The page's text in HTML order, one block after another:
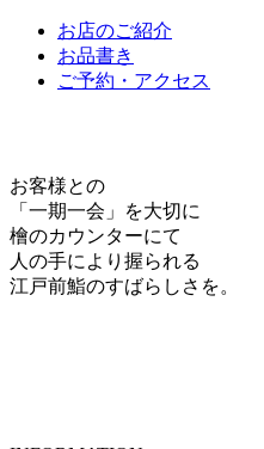
お店のご紹介
お品書き
ご予約・アクセス
お客様との
「一期一会」を大切に
檜のカウンターにて
人の手により握られる
江戸前鮨のすばらしさを。